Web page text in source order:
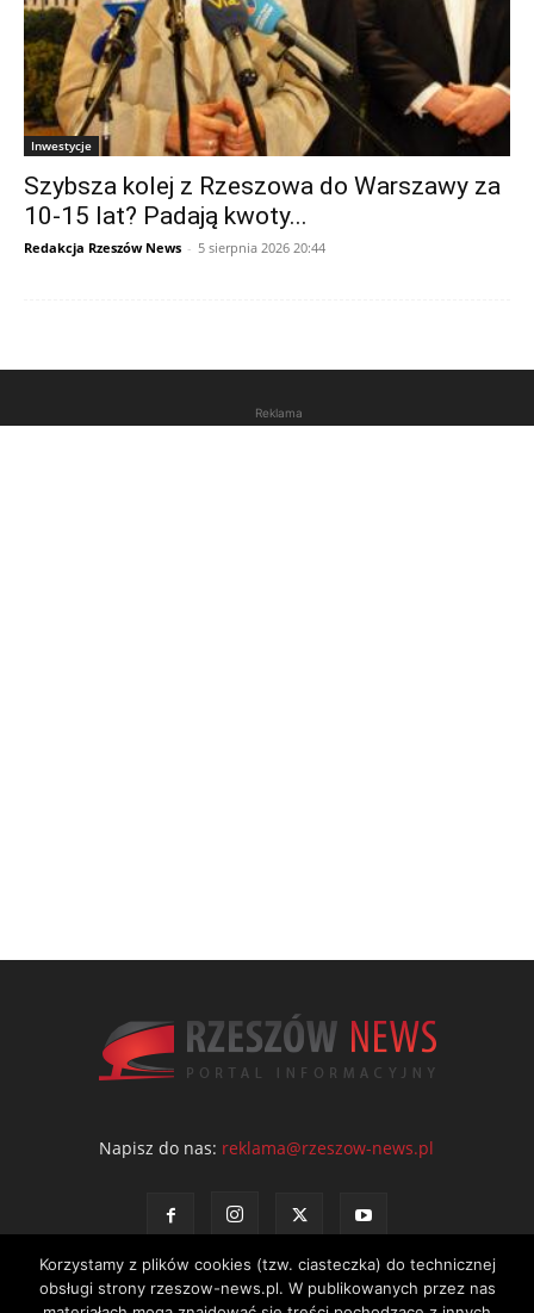
Inwestycje
Szybsza kolej z Rzeszowa do Warszawy za
10-15 lat? Padają kwoty...
Redakcja Rzeszów News - 5 sierpnia 2026 20:44
Reklama
Napisz do nas: reklama@rzeszow-news.pl
Korzystamy z plików cookies (tzw. ciasteczka) do technicznej
obsługi strony rzeszow-news.pl. W publikowanych przez nas